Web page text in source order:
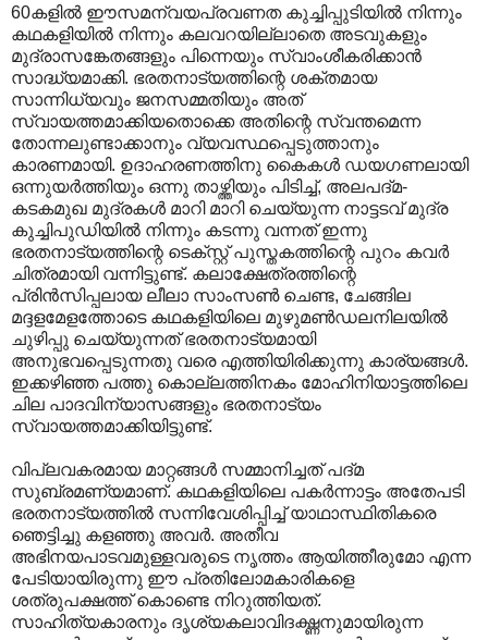
60കളില്‍ ഈസമന്വയപ്രവണത കുച്ചിപ്പുടിയില്‍ നിന്നും
കഥകളിയില്‍ നിന്നും കലവറയില്ലാതെ അടവുകളും
മുദ്രാസങ്കേതങ്ങളും പിന്നെയും സ്വാംശീകരിക്കാന്‍
സാദ്ധ്യമാക്കി. ഭരതനാട്യത്തിന്റെ ശക്തമായ
സാന്നിധ്യവും ജനസമ്മതിയും അത്
സ്വായത്തമാക്കിയതൊക്കെ അതിന്റെ സ്വന്തമെന്ന
തോന്നലുണ്ടാക്കാനും വ്യവസ്ഥപ്പെടുത്താനും‍‍
കാരണമായി. ഉദാഹരണത്തിനു കൈകള്‍ ഡയഗണലായി
ഒന്നുയര്‍ത്തിയും ഒന്നു താഴ്ത്തിയും പിടിച്ച്, അലപദ്മ-
കടകമുഖ മുദ്രകള്‍ മാറി മാറി ചെയ്യുന്ന നാട്ടടവ് മുദ്ര
കുച്ചിപുഡിയില്‍ നിന്നും കടന്നു വന്നത് ഇന്നു
ഭരതനാട്യത്തിന്റെ ടെക്സ്റ്റ് പുസ്തകത്തിന്റെ പുറം കവര്‍
ചിത്രമായി വന്നിട്ടുണ്ട്. കലാക്ഷേത്രത്തിന്റെ
പ്രിന്‍സിപ്പലായ ലീലാ സാംസണ്‍ ചെണ്ട, ചേങ്ങില
മദ്ദളമേളത്തോടെ കഥകളിയിലെ മുഴുമണ്‍ഡലനിലയില്‍
ചുഴിപ്പു ചെയ്യുന്നത് ഭരതനാട്യമായി
അനുഭവപ്പെടുന്നതു വരെ എത്തിയിരിക്കുന്നു കാര്യങ്ങള്‍.
ഇക്കഴിഞ്ഞ പത്തു കൊല്ലത്തിനകം മോഹിനിയാട്ടത്തിലെ
ചില പാദവിന്യാസങ്ങളും ഭരതനാട്യം
സ്വായത്തമാക്കിയിട്ടുണ്ട്.
വിപ്ലവകരമായ മാറ്റങ്ങള്‍ സമ്മാനിച്ചത് പദ്മ
സുബ്രമണ്യമാണ്. കഥകളിയിലെ പകര്‍ന്നാട്ടം അതേപടി
ഭരതനാട്യത്തില്‍ സന്നിവേശിപ്പിച്ച് യാഥാസ്ഥിതികരെ
ഞെട്ടിച്ചു കള‍ഞ്ഞു അവര്‍. അതീവ
അഭിനയപാടവമുള്ളവരുടെ നൃത്തം ആയിത്തീരുമോ എന്ന
പേടിയായിരുന്നു ഈ പ്രതിലോമകാരികളെ
ശത്രുപക്ഷത്ത് കൊണ്ടെ നിറുത്തിയത്.
സാഹിത്യകാരനും ദൃശ്യകലാവിദഗ്ദ്ധനുമായിരുന്ന